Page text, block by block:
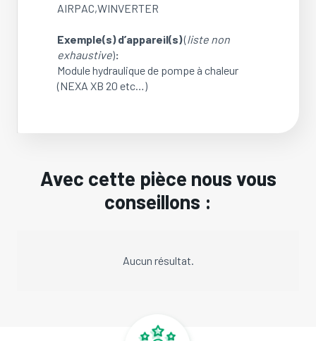
AIRPAC,WINVERTER
Exemple(s) d’appareil(s)(liste non
exhaustive):
Module hydraulique de pompe à chaleur
(NEXA XB 20 etc…)
Avec cette pièce nous vous
conseillons :
Aucun résultat.